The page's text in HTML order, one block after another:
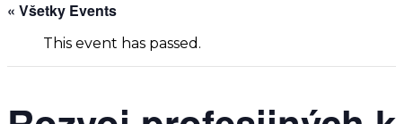
« Všetky Events
This event has passed.